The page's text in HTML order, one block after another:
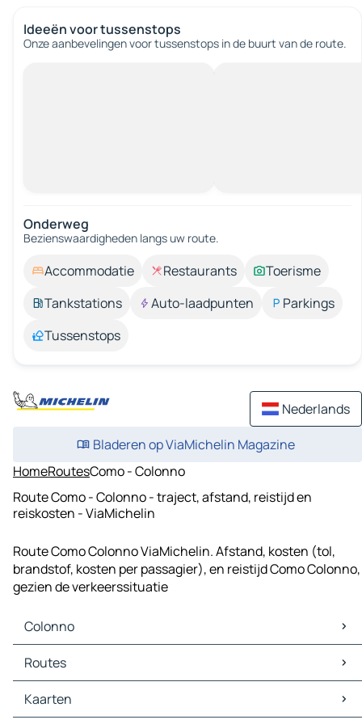
Ideeën voor tussenstops
Onze aanbevelingen voor tussenstops in de buurt van de route.
Onderweg
Bezienswaardigheden langs uw route.
Accommodatie Restaurants
Toerisme
Tankstations
Auto-laadpunten
Parkings
Tussenstops
Nederlands
Bladeren op ViaMichelin Magazine
HomeRoutesComo - Colonno
Route Como - Colonno - traject, afstand, reistijd en
reiskosten - ViaMichelin
Route Como Colonno ViaMichelin. Afstand, kosten (tol,
brandstof, kosten per passagier), en reistijd Como Colonno,
gezien de verkeerssituatie
Colonno
Colonno Kaarten
Colonno Verkeer
Colonno Hotels
Colonno Restaurants
Routes
Routes Colonno - Lugano
Routes Colonno - Como
Kaarten